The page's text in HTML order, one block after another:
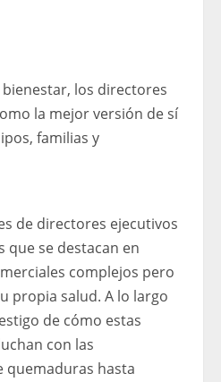
los directores
la mejor versión de sí
familias y
de directores ejecutivos
que se destacan en
complejos pero
propia salud. A lo largo
de cómo estas
con las
quemaduras hasta